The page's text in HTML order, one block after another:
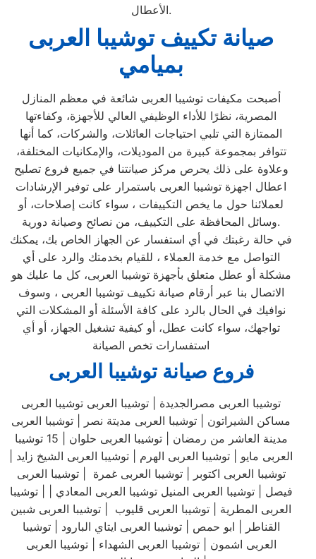
الأعطال.
صيانة تكييف توشيبا العربى
بميامي
أصبحت مكيفات توشيبا العربى شائعة في معظم المنازل
المصرية، نظرًا للأداء الوظيفي العالي للأجهزة، وكفاءتها
الممتازة التي تلبي احتياجات العائلات، والشركات، كما أنها
تتوافر بمجموعة كبيرة من الموديلات، والإمكانيات المختلفة،
وعلاوة على ذلك يحرص مركز صيانتنا في جميع فروع تصليح
اعطال اجهزة توشيبا العربى باستمرار على توفير الإرشادات
لعملائنا حول ما يخص التكييفات ، سواء كانت إصلاحات، أو
وسائل المحافظة على التكييف، من نصائح وصيانة دورية.
في حالة رغبتك في أي استفسار عن الجهاز الخاص بك، يمكنك
التواصل مع خدمة العملاء ، للقيام بخدمتك والرد على أي
مشكلة أو عطل متعلق بأجهزة توشيبا العربى، كل ما عليك هو
الاتصال بنا عبر أرقام صيانة تكييف توشيبا العربى ، وسوف
نوافيك في الحال بالرد على كافة الأسئلة أو المشكلات التي
تواجهك، سواء كانت عطل، أو كيفية تشغيل الجهاز، أو أي
استفسارات تخص الصيانة
فروع صيانة توشيبا العربى
توشيبا العربى مصرالجديدة | توشيبا العربى توشيبا العربى
مساكن الشيراتون | توشيبا العربى مديتة نصر | توشيبا العربى
مدينة العاشر من رمضان | توشيبا العربى حلوان | 15 توشيبا
العربى مايو | توشيبا العربى الهرم | توشيبا العربى الشيخ زايد |
توشيبا العربى اكتوبر | توشيبا العربى غمرة | توشيبا العربى
فيصل | توشيبا العربى المنيل توشيبا العربى المعادي | | توشيبا
العربى المطرية | توشيبا العربى قليوب | توشيبا العربى شبين
القناطر | ابو حمص | توشيبا العربى ايتاي البارود | توشيبا
العربى اشمون | توشيبا العربى الشهداء | توشيبا العربى